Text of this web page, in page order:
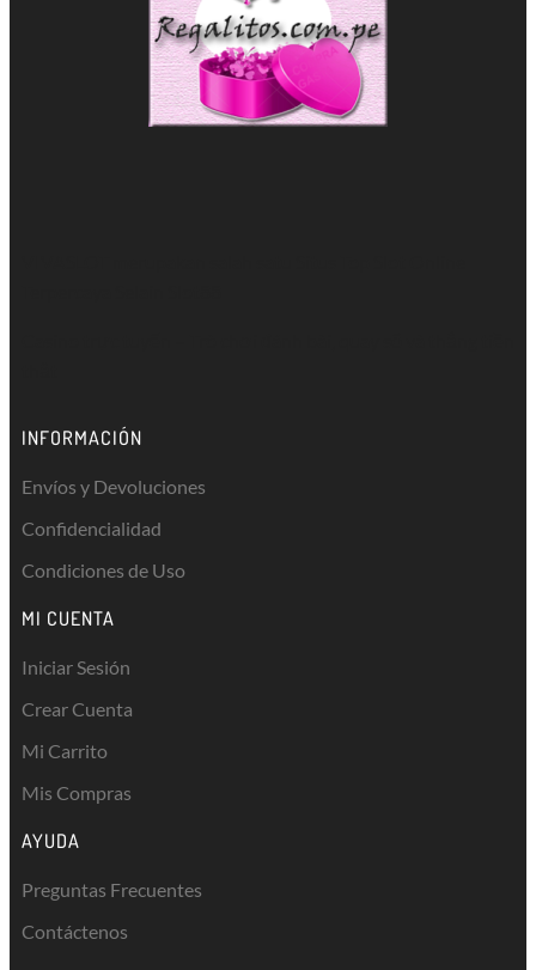
INFORMACIÓN
Envíos y Devoluciones
Confidencialidad
Condiciones de Uso
MI CUENTA
Iniciar Sesión
Crear Cuenta
Mi Carrito
Mis Compras
AYUDA
Preguntas Frecuentes
Contáctenos